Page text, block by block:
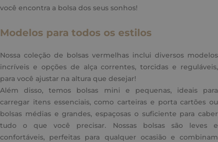
você encontra a bolsa dos seus sonhos!
Modelos para todos os estilos
Nossa coleção de bolsas vermelhas inclui diversos modelos
incríveis e opções de alça correntes, torcidas e reguláveis,
para você ajustar na altura que desejar!
Além disso, temos bolsas mini e pequenas, ideais para
carregar itens essenciais, como carteiras e porta cartões ou
bolsas médias e grandes, espaçosas o suficiente para caber
tudo o que você precisar. Nossas bolsas são leves e
confortáveis, perfeitas para qualquer ocasião e combinam